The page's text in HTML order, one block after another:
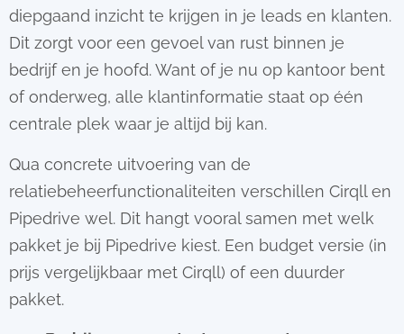
diepgaand inzicht te krijgen in je leads en klanten.
Dit zorgt voor een gevoel van rust binnen je
bedrijf en je hoofd. Want of je nu op kantoor bent
of onderweg, alle klantinformatie staat op één
centrale plek waar je altijd bij kan.
Qua concrete uitvoering van de
relatiebeheerfunctionaliteiten verschillen Cirqll en
Pipedrive wel. Dit hangt vooral samen met welk
pakket je bij Pipedrive kiest. Een budget versie (in
prijs vergelijkbaar met Cirqll) of een duurder
pakket.